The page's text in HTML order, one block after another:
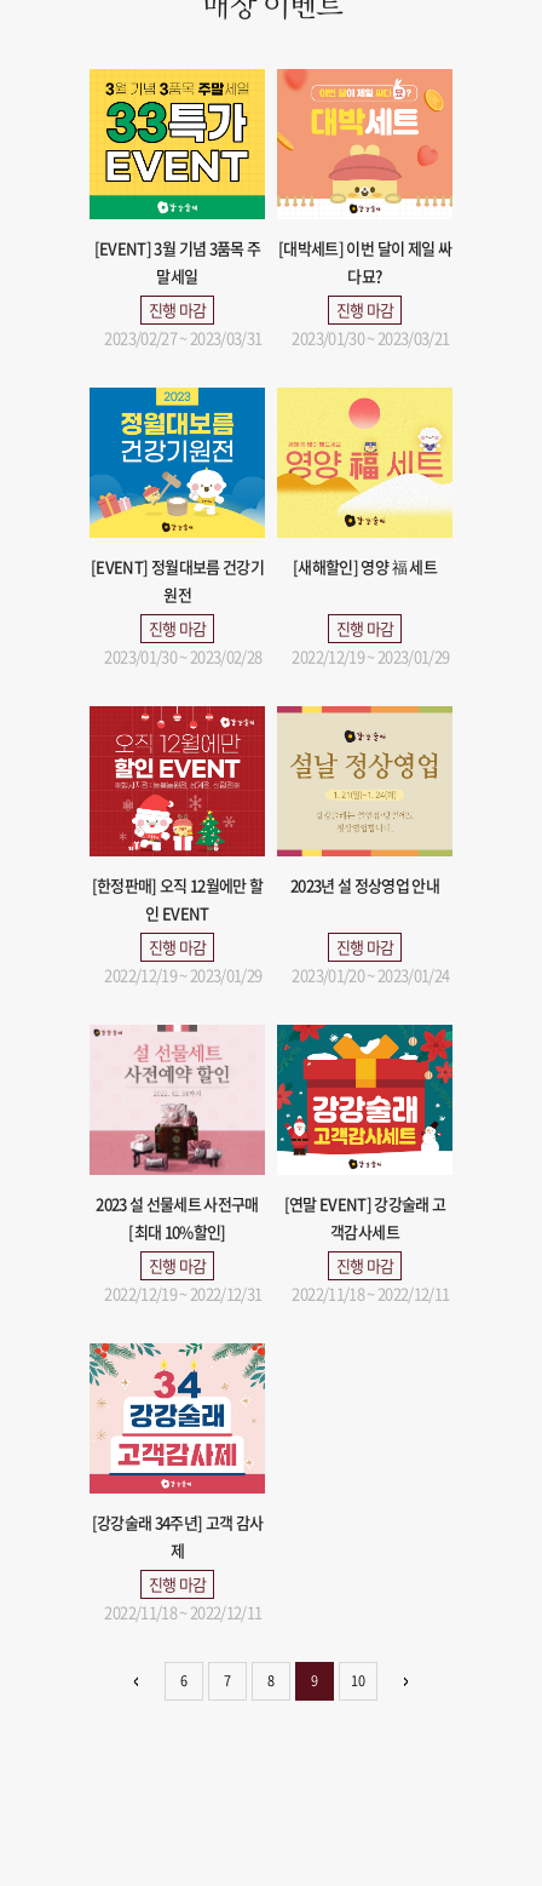
[EVENT] 3월 기념 3품목 주
말세일
진행 마감
2023/02/27 ~ 2023/03/31
[대박세트] 이번 달이 제일 싸
다묘?
진행 마감
2023/01/30 ~ 2023/03/21
[EVENT] 정월대보름 건강기
원전
진행 마감
2023/01/30 ~ 2023/02/28
[새해할인] 영양 福 세트
진행 마감
2022/12/19 ~ 2023/01/29
[한정판매] 오직 12월에만 할
인 EVENT
진행 마감
2022/12/19 ~ 2023/01/29
2023년 설 정상영업 안내
진행 마감
2023/01/20 ~ 2023/01/24
2023 설 선물세트 사전구매
[최대 10%할인]
진행 마감
2022/12/19 ~ 2022/12/31
[연말 EVENT] 강강술래 고
객감사세트
진행 마감
2022/11/18 ~ 2022/12/11
[강강술래 34주년] 고객 감사
제
진행 마감
2022/11/18 ~ 2022/12/11
6 7 8 9 10